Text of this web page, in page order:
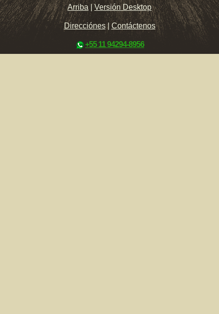
Arriba |Versión Desktop
Direcciónes| Contáctenos
+55 11 94294-8956